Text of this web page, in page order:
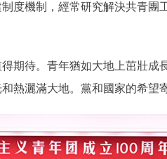
度機制，經常研究解決共青團
待。青年猶如大地上茁壯成
熱灑滿大地。黨和國家的希望